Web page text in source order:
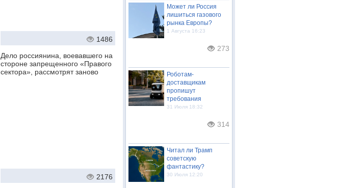
1486
Дело россиянина, воевавшего на
стороне запрещенного «Правого
сектора», рассмотрят заново
2176
Может ли Россия
лишиться газового
рынка Европы?
1 Августа 16:23
273
Роботам-
доставщикам
пропишут
требования
31 Июля 18:32
314
Читал ли Трамп
советскую
фантастику?
30 Июля 12:20